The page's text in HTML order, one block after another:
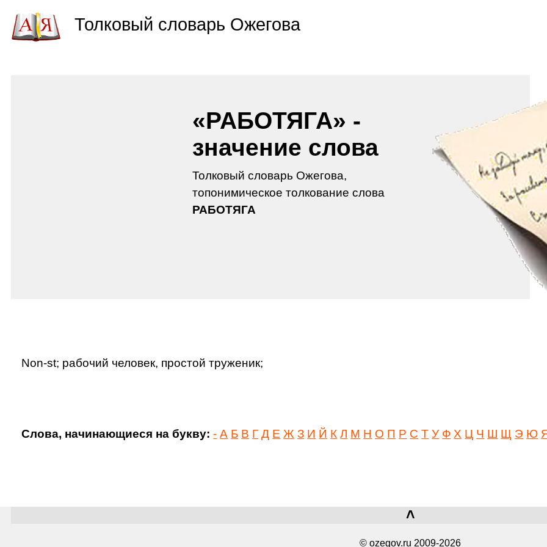
«РАБОТЯГА» -
значение слова
Толковый словарь Ожегова,
топонимическое толкование слова
РАБОТЯГА
Non-st; рабочий человек, простой труженик;
Слова, начинающиеся на букву: - А Б В Г Д Е Ж З И Й К Л М Н О П Р С Т У Ф Х Ц Ч Ш Щ Э Ю
˄
© ozegov.ru 2009-2026
Толковый словарь Ожегова